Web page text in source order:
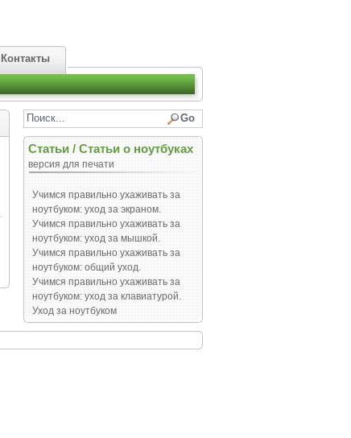
Контакты
Статьи/ Статьи о ноутбуках
версия для печати
Учимся правильно ухаживать за
ноутбуком: уход за экраном.
Учимся правильно ухаживать за
ноутбуком: уход за мышкой.
Учимся правильно ухаживать за
ноутбуком: общий уход.
Учимся правильно ухаживать за
ноутбуком: уход за клавиатурой.
Уход за ноутбуком